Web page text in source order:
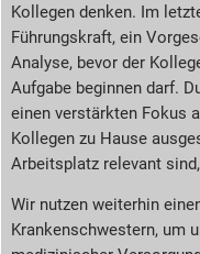
Kollegen denken. Im
Führungskraft, ein
Analyse, bevor der
Aufgabe beginnen darf.
einen verstärkten Fokus
Kollegen zu Hause
Arbeitsplatz relevant
Wir nutzen weiterhin
Krankenschwestern, um